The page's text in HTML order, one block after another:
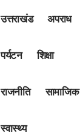
उत्तराखंड अपराध
पर्यटन शिक्षा
राजनीति सामाजिक
स्वास्थ्य